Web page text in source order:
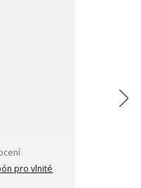
pro vlnité